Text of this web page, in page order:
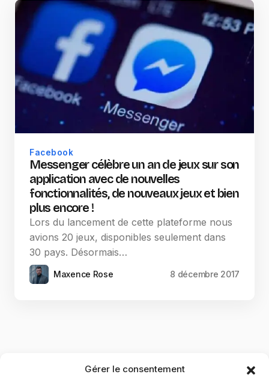
Gérer le consentement
Facebook
Messenger célèbre un an de jeux sur son
application avec de nouvelles
fonctionnalités, de nouveaux jeux et bien
plus encore !
Lors du lancement de cette plateforme nous
avions 20 jeux, disponibles seulement dans
30 pays. Désormais…
Maxence Rose 8 décembre 2017